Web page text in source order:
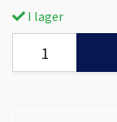
I lager